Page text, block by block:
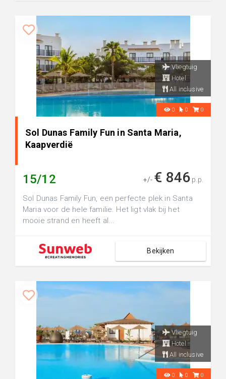
Vliegtuig
Hotel
All inclusive
0 0 0
Sol Dunas Family Fun in Santa Maria,
Kaapverdië
15/12 +/- € 846 p.p.
Sol Dunas Family Fun, een perfecte plek in Santa
Maria voor de hele familie. Het ligt vlak bij het
mooie strand en heeft al...
Bekijken
Vliegtuig
Hotel
All inclusive
0 0 0